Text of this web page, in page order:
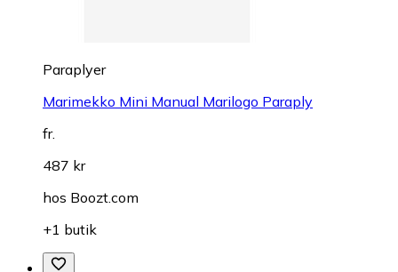
Paraplyer
Marimekko Mini Manual Marilogo Paraply
fr.
487 kr
hos Boozt.com
+1 butik